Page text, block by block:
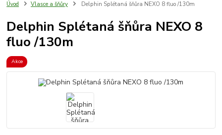
Úvod Vlasce a šňůry Delphin Splétaná šňůra NEXO 8 fluo /130m
Delphin Splétaná šňůra NEXO 8
fluo /130m
Akce